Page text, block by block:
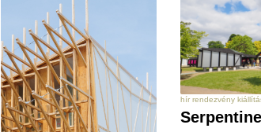
hír rendezvény